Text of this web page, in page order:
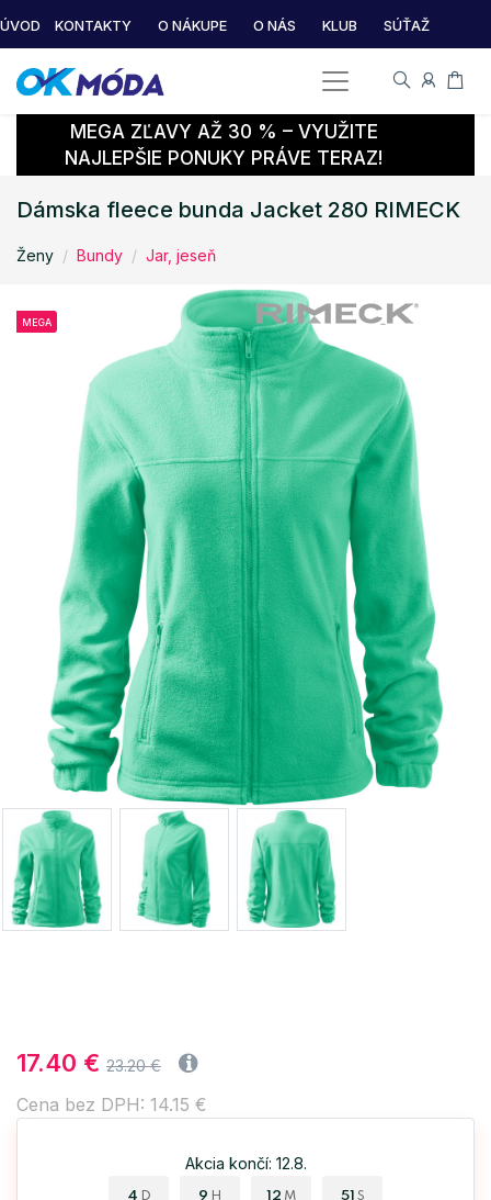
ÚVOD KONTAKTY O NÁKUPE O NÁS KLUB SÚŤAŽ
MEGA ZĽAVY AŽ 30 % – VYUŽITE
NAJLEPŠIE PONUKY PRÁVE TERAZ!
Dámska fleece bunda Jacket 280 RIMECK
Ženy Bundy Jar, jeseň
MEGA
17.40 € 23.20 €
Cena bez DPH: 14.15 €
Akcia končí: 12.8.
4 D 9 H 12 M 50 S